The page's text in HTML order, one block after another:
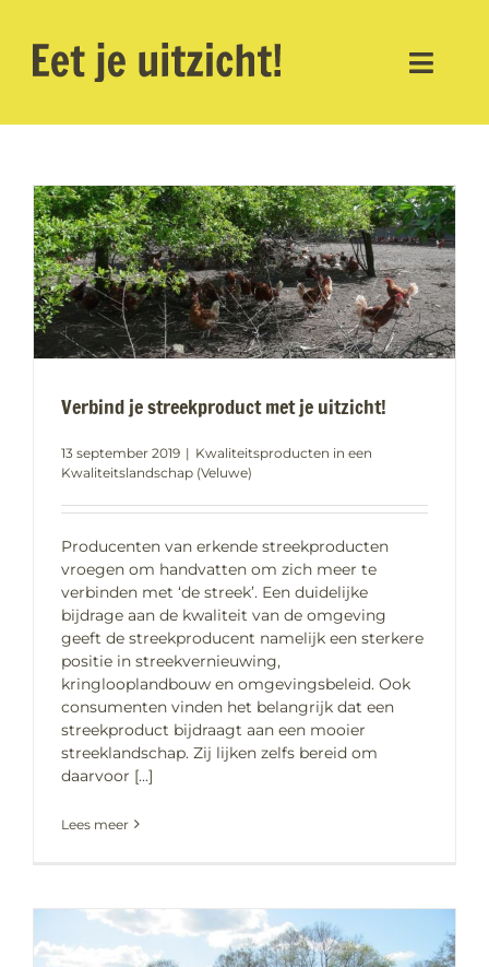
inhoud
Nieuws
Ambitie
Het team
Verbind je streekproduct met je uitzicht!
13 september 2019 | Kwaliteitsproducten in een
Kwaliteitslandschap (Veluwe)
Producenten van erkende streekproducten
vroegen om handvatten om zich meer te
verbinden met ‘de streek’. Een duidelijke
bijdrage aan de kwaliteit van de omgeving
geeft de streekproducent namelijk een sterkere
positie in streekvernieuwing,
kringlooplandbouw en omgevingsbeleid. Ook
consumenten vinden het belangrijk dat een
streekproduct bijdraagt aan een mooier
streeklandschap. Zij lijken zelfs bereid om
daarvoor [...]
Lees meer